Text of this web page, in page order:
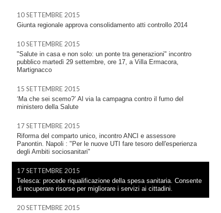
10 SETTEMBRE 2015
Giunta regionale approva consolidamento atti controllo 2014
10 SETTEMBRE 2015
"Salute in casa e non solo: un ponte tra generazioni" incontro
pubblico martedì 29 settembre, ore 17, a Villa Ermacora,
Martignacco
15 SETTEMBRE 2015
‘Ma che sei scemo?’ Al via la campagna contro il fumo del
ministero della Salute
17 SETTEMBRE 2015
Riforma del comparto unico, incontro ANCI e assessore
Panontin. Napoli : "Per le nuove UTI fare tesoro dell'esperienza
degli Ambiti sociosanitari"
17 SETTEMBRE 2015
Telesca: procede riqualificazione della spesa sanitaria. Consente
di recuperare risorse per migliorare i servizi ai cittadini.
20 SETTEMBRE 2015